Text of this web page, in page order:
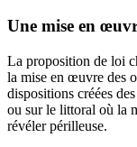
Une mise en
La proposition de loi
la mise en œuvre des
dispositions créées
ou sur le littoral où la
révéler périlleuse.